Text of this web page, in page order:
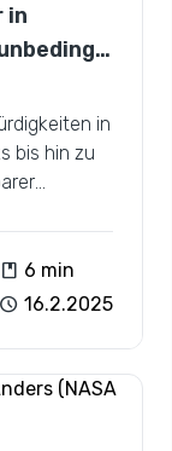
in
in
bis hin zu
book 6 min
schedule 16.2.2025